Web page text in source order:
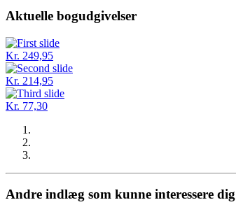
Aktuelle bogudgivelser
Kr. 249,95
Kr. 214,95
Kr. 77,30
Andre indlæg som kunne interessere dig